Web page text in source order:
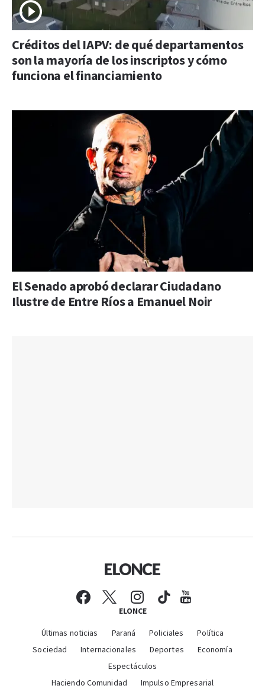
Créditos del IAPV: de qué departamentos
son la mayoría de los inscriptos y cómo
funciona el financiamiento
El Senado aprobó declarar Ciudadano
Ilustre de Entre Ríos a Emanuel Noir
ELONCE
Últimas noticias Paraná Policiales
Política
Sociedad
Internacionales Deportes
Economía
Espectáculos
Haciendo Comunidad
Impulso Empresarial